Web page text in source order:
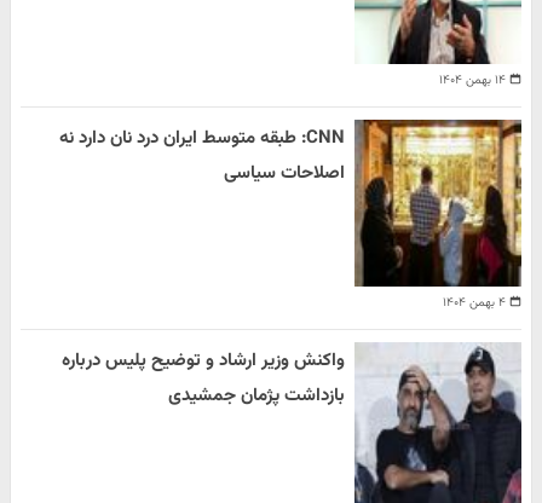
۱۴ بهمن ۱۴۰۴
۴ بهمن ۱۴۰۴
CNN: طبقه متوسط ایران درد نان دارد نه
اصلاحات سیاسی
واکنش وزیر ارشاد و توضیح پلیس درباره
بازداشت پژمان جمشیدی